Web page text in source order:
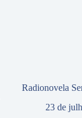
Radionovela
23 de